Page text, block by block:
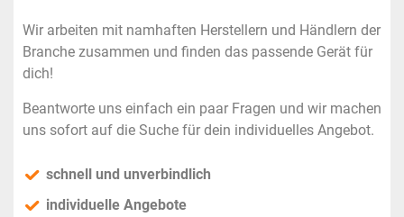
Wir arbeiten mit namhaften Herstellern und Händlern der
Branche zusammen und finden das passende Gerät für
dich!
Beantworte uns einfach ein paar Fragen und wir machen
uns sofort auf die Suche für dein individuelles Angebot.
schnell und unverbindlich
individuelle Angebote